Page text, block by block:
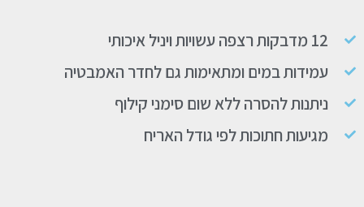
12 מדבקות רצפה עשויות ויניל איכותי
עמידות במים ומתאימות גם לחדר האמבטיה
ניתנות להסרה ללא שום סימני קילוף
מגיעות חתוכות לפי גודל האריח